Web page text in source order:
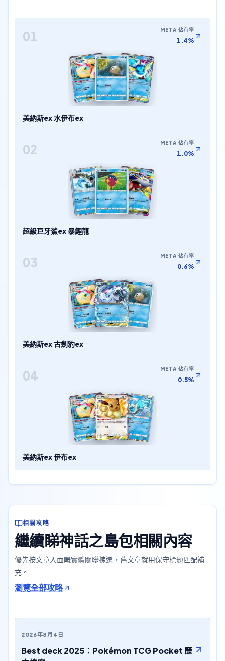
01 META 佔有率
1.4%
美納斯ex 水伊布ex
02 META 佔有率
1.0%
超級巨牙鯊ex 暴鯉龍
03 META 佔有率
0.6%
美納斯ex 古劍豹ex
04 META 佔有率
0.5%
美納斯ex 伊布ex
相關攻略
繼續睇神話之島包相關內容
優先按文章入面嘅實體關聯揀選，舊文章就用保守標題匹配補
充。
瀏覽全部攻略
2026年8月4日
Best deck 2025：Pokémon TCG Pocket 歷